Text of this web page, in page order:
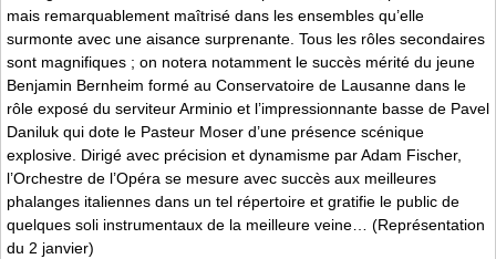
mais remarquablement maîtrisé dans les ensembles qu’elle
surmonte avec une aisance surprenante. Tous les rôles secondaires
sont magnifiques ; on notera notamment le succès mérité du jeune
Benjamin Bernheim formé au Conservatoire de Lausanne dans le
rôle exposé du serviteur Arminio et l’impressionnante basse de Pavel
Daniluk qui dote le Pasteur Moser d’une présence scénique
explosive. Dirigé avec précision et dynamisme par Adam Fischer,
l’Orchestre de l’Opéra se mesure avec succès aux meilleures
phalanges italiennes dans un tel répertoire et gratifie le public de
quelques soli instrumentaux de la meilleure veine… (Représentation
du 2 janvier)